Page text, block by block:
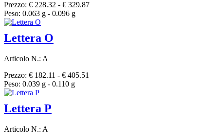
Prezzo: € 228.32 - € 329.87
Peso: 0.063 g - 0.096 g
Lettera O
Articolo N.: A
Prezzo: € 182.11 - € 405.51
Peso: 0.039 g - 0.110 g
Lettera P
Articolo N.: A